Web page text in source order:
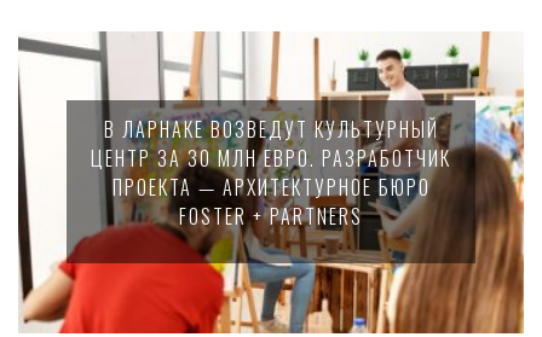
В ЛАРНАКЕ ВОЗВЕДУТ КУЛЬТУРНЫЙ
ЦЕНТР ЗА 30 МЛН ЕВРО. РАЗРАБОТЧИК
ПРОЕКТА — АРХИТЕКТУРНОЕ БЮРО
FOSTER + PARTNERS